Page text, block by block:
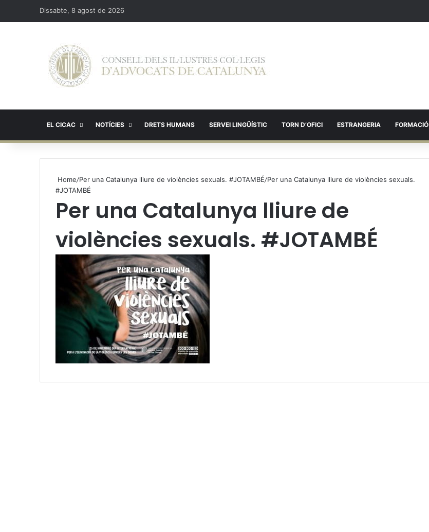
Dissabte, 8 agost de 2026
EL CICAC NOTÍCIES DRETS HUMANS SERVEI LINGÜÍSTIC TORN D’OFICI ESTRANGERIA FORMACIÓ
Home/Per una Catalunya lliure de violències sexuals. #JOTAMBÉ/Per una Catalunya lliure de violències sexuals.
#JOTAMBÉ
Per una Catalunya lliure de
violències sexuals. #JOTAMBÉ